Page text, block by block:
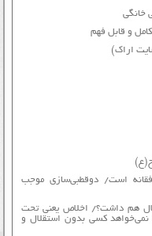
کامل و قابل فهم
اراک)
است/ دوقطبی‌سازی موجب
هم داشت؟/ اخلاص یعنی تحت
کسی بدون استقلال و